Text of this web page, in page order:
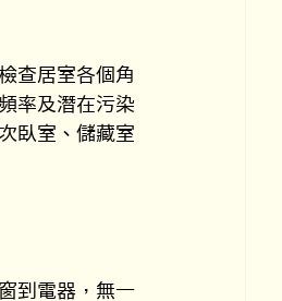
查居室各個角
率及潛在污染
臥室、儲藏室
到電器，無一